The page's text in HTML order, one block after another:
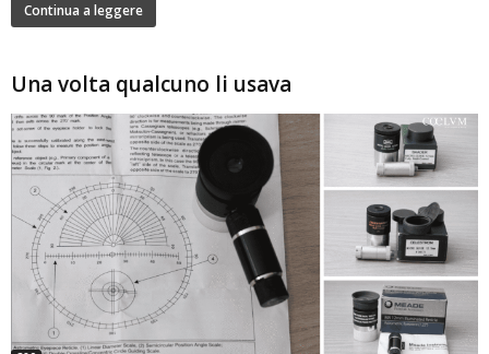
Continua a leggere
Una volta qualcuno li usava